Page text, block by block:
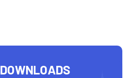
DOWNLOADS